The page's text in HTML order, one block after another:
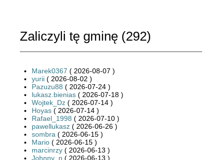
Zaliczyli tę gminę (292)
Marek0367 ( 2026-08-07 )
yurii ( 2026-08-02 )
Pazuzu88 ( 2026-07-24 )
lukasz.bienias ( 2026-07-18 )
Wojtek_Dz ( 2026-07-14 )
Hoyas ( 2026-07-14 )
Rafael_1998 ( 2026-07-10 )
pawellukasz ( 2026-06-26 )
sombra ( 2026-06-15 )
Mario ( 2026-06-15 )
marcinrzy ( 2026-06-13 )
Johnny_n ( 2026-06-13 )